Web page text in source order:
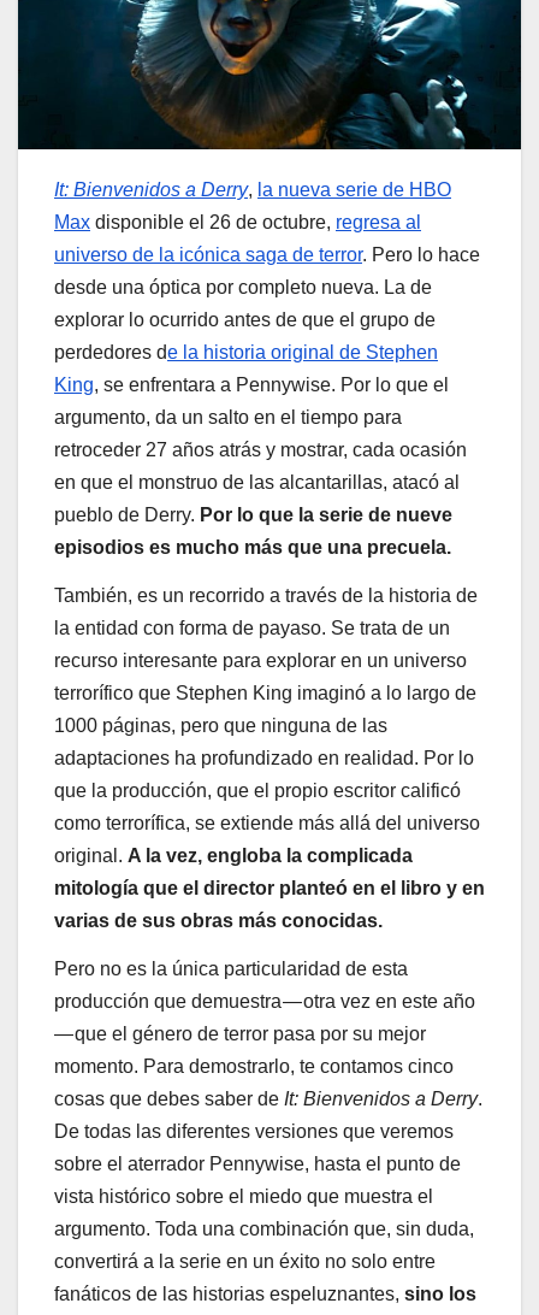
It: Bienvenidos a Derry, la nueva serie de HBO
Max disponible el 26 de octubre, regresa al
universo de la icónica saga de terror. Pero lo hace
desde una óptica por completo nueva. La de
explorar lo ocurrido antes de que el grupo de
perdedores de la historia original de Stephen
King, se enfrentara a Pennywise. Por lo que el
argumento, da un salto en el tiempo para
retroceder 27 años atrás y mostrar, cada ocasión
en que el monstruo de las alcantarillas, atacó al
pueblo de Derry. Por lo que la serie de nueve
episodios es mucho más que una precuela.
También, es un recorrido a través de la historia de
la entidad con forma de payaso. Se trata de un
recurso interesante para explorar en un universo
terrorífico que Stephen King imaginó a lo largo de
1000 páginas, pero que ninguna de las
adaptaciones ha profundizado en realidad. Por lo
que la producción, que el propio escritor calificó
como terrorífica, se extiende más allá del universo
original. A la vez, engloba la complicada
mitología que el director planteó en el libro y en
varias de sus obras más conocidas.
Pero no es la única particularidad de esta
producción que demuestra — otra vez en este año
— que el género de terror pasa por su mejor
momento. Para demostrarlo, te contamos cinco
cosas que debes saber de It: Bienvenidos a Derry.
De todas las diferentes versiones que veremos
sobre el aterrador Pennywise, hasta el punto de
vista histórico sobre el miedo que muestra el
argumento. Toda una combinación que, sin duda,
convertirá a la serie en un éxito no solo entre
fanáticos de las historias espeluznantes, sino los